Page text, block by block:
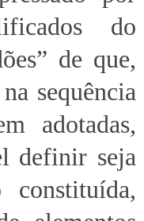
do
de que,
sequência
adotadas,
definir seja
constituída,